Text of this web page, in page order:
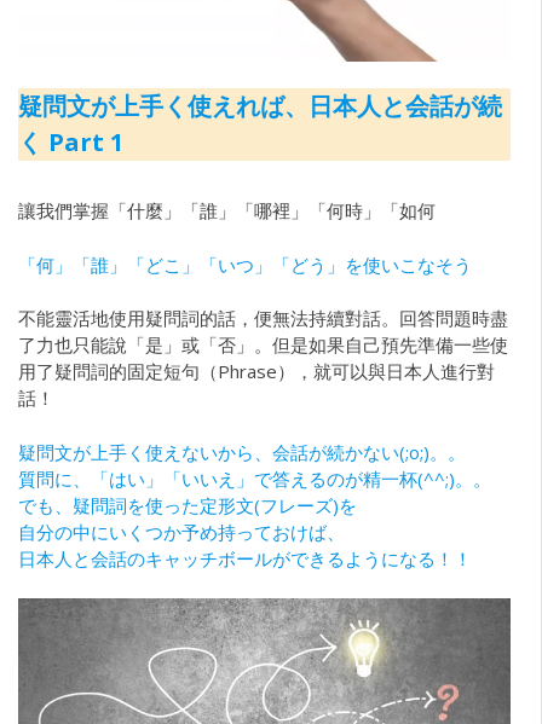
疑問文が上手く使えれば、日本人と会話が続
く Part 1
讓我們掌握「什麼」「誰」「哪裡」「何時」「如何
「何」「誰」「どこ」「いつ」「どう」を使いこなそう
不能靈活地使用疑問詞的話，便無法持續對話。回答問題時盡
了力也只能說「是」或「否」。但是如果自己預先準備一些使
用了疑問詞的固定短句（Phrase），就可以與日本人進行對
話！
疑問文が上手く使えないから、会話が続かない(;o;)。。
質問に、「はい」「いいえ」で答えるのが精一杯(^^;)。。
でも、疑問詞を使った定形文(フレーズ)を
自分の中にいくつか予め持っておけば、
日本人と会話のキャッチボールができるようになる！！